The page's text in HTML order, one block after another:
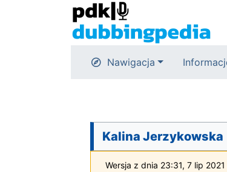
Nawigacja
Kalina Jerzykowska
Wersja z dnia 23:31, 7 lip